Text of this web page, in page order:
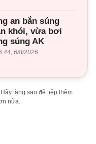
an bắn súng
khói, vừa bơi
súng AK
6/8/2026
tặng sao để tiếp thêm
nữa.